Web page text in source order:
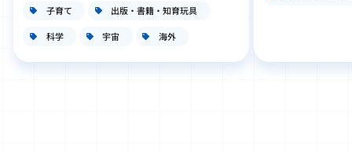
子育て 出版・書籍・知育玩具
科学 宇宙 海外